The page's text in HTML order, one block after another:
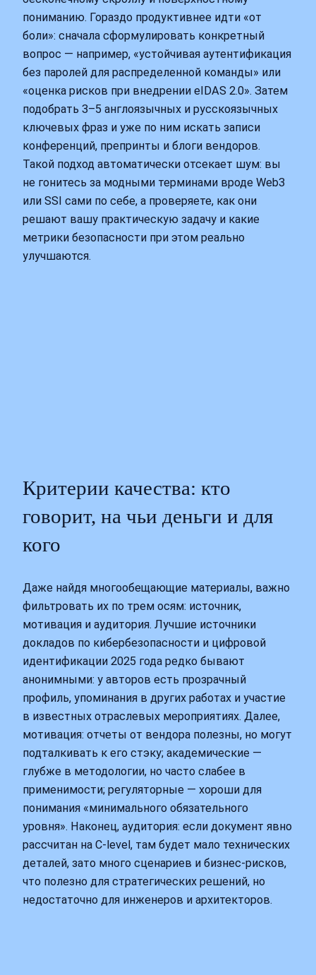
пониманию. Гораздо продуктивнее идти «от
боли»: сначала сформулировать конкретный
вопрос — например, «устойчивая аутентификация
без паролей для распределенной команды» или
«оценка рисков при внедрении eIDAS 2.0». Затем
подобрать 3–5 англоязычных и русскоязычных
ключевых фраз и уже по ним искать записи
конференций, препринты и блоги вендоров.
Такой подход автоматически отсекает шум: вы
не гонитесь за модными терминами вроде Web3
или SSI сами по себе, а проверяете, как они
решают вашу практическую задачу и какие
метрики безопасности при этом реально
улучшаются.
Критерии качества: кто
говорит, на чьи деньги и для
кого
Даже найдя многообещающие материалы, важно
фильтровать их по трем осям: источник,
мотивация и аудитория. Лучшие источники
докладов по кибербезопасности и цифровой
идентификации 2025 года редко бывают
анонимными: у авторов есть прозрачный
профиль, упоминания в других работах и участие
в известных отраслевых мероприятиях. Далее,
мотивация: отчеты от вендора полезны, но могут
подталкивать к его стэку; академические —
глубже в методологии, но часто слабее в
применимости; регуляторные — хороши для
понимания «минимального обязательного
уровня». Наконец, аудитория: если документ явно
рассчитан на C‑level, там будет мало технических
деталей, зато много сценариев и бизнес‑рисков,
что полезно для стратегических решений, но
недостаточно для инженеров и архитекторов.